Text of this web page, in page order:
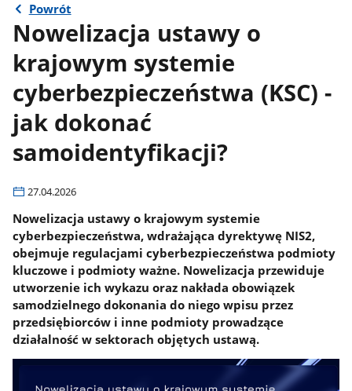
Powrót
Nowelizacja ustawy o
krajowym systemie
cyberbezpieczeństwa (KSC) -
jak dokonać
samoidentyfikacji?
27.04.2026
Nowelizacja ustawy o krajowym systemie
cyberbezpieczeństwa, wdrażająca dyrektywę NIS2,
obejmuje regulacjami cyberbezpieczeństwa podmioty
kluczowe i podmioty ważne. Nowelizacja przewiduje
utworzenie ich wykazu oraz nakłada obowiązek
samodzielnego dokonania do niego wpisu przez
przedsiębiorców i inne podmioty prowadzące
działalność w sektorach objętych ustawą.